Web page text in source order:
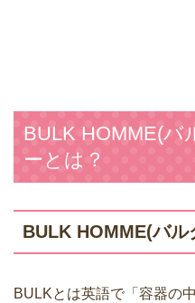
BULK HOMME(
ーとは？
BULK HOMME(バル
BULKとは英語で「容器の